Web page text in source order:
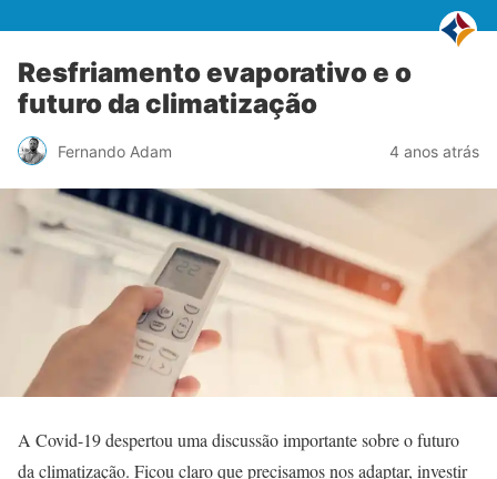
Resfriamento evaporativo e o
futuro da climatização
Fernando Adam 4 anos atrás
A Covid-19 despertou uma discussão importante sobre o futuro
da climatização. Ficou claro que precisamos nos adaptar, investir